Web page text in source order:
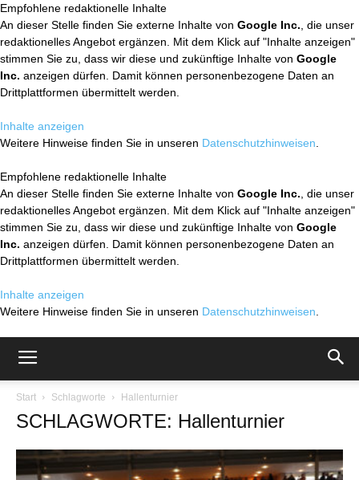
Empfohlene redaktionelle Inhalte
An dieser Stelle finden Sie externe Inhalte von Google Inc. , die unser
redaktionelles Angebot ergänzen. Mit dem Klick auf "Inhalte anzeigen"
stimmen Sie zu, dass wir diese und zukünftige Inhalte von Google
Inc. anzeigen dürfen. Damit können personenbezogene Daten an
Drittplattformen übermittelt werden.
Inhalte anzeigen
Weitere Hinweise finden Sie in unseren Datenschutzhinweisen
Empfohlene redaktionelle Inhalte
An dieser Stelle finden Sie externe Inhalte von Google Inc. , die unser
redaktionelles Angebot ergänzen. Mit dem Klick auf "Inhalte anzeigen"
stimmen Sie zu, dass wir diese und zukünftige Inhalte von Google
Inc. anzeigen dürfen. Damit können personenbezogene Daten an
Drittplattformen übermittelt werden.
Inhalte anzeigen
Weitere Hinweise finden Sie in unseren Datenschutzhinweisen
Start Schlagworte Hallenturnier
SCHLAGWORTE: Hallenturnier